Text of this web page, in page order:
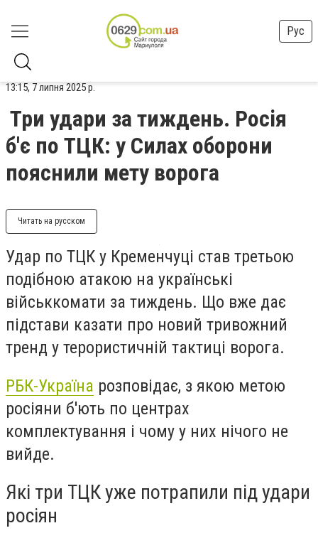
Рус
13:15, 7 липня 2025 р.
Три удари за тиждень. Росія
б'є по ТЦК: у Силах оборони
пояснили мету ворога
Читать на русском
Удар по ТЦК у Кременчуці став третьою
подібною атакою на українські
військкомати за тиждень. Що вже дає
підстави казати про новий тривожний
тренд у терористичній тактиці ворога.
РБК-Україна розповідає, з якою метою
росіяни б'ють по центрах
комплектування і чому у них нічого не
вийде.
Які три ТЦК уже потрапили під удари
росіян